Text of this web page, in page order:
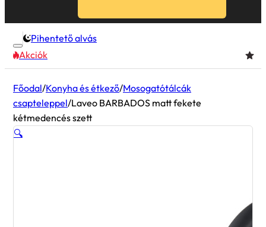
Pihentető alvás
Akciók
Főodal/Konyha és étkező/Mosogatótálcák
csapteleppel/Laveo BARBADOS matt fekete
kétmedencés szett
🔍